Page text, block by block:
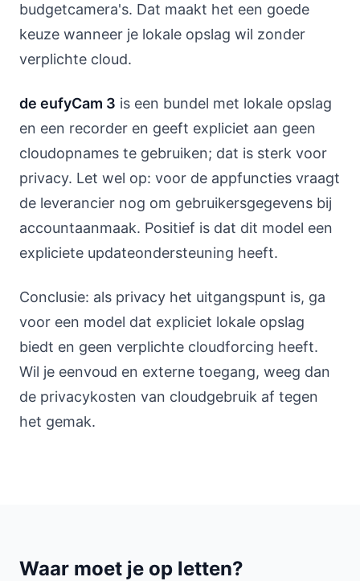
budgetcamera's. Dat maakt het een goede
keuze wanneer je lokale opslag wil zonder
verplichte cloud.
de eufyCam 3 is een bundel met lokale opslag
en een recorder en geeft expliciet aan geen
cloudopnames te gebruiken; dat is sterk voor
privacy. Let wel op: voor de appfuncties vraagt
de leverancier nog om gebruikersgegevens bij
accountaanmaak. Positief is dat dit model een
expliciete updateondersteuning heeft.
Conclusie: als privacy het uitgangspunt is, ga
voor een model dat expliciet lokale opslag
biedt en geen verplichte cloudforcing heeft.
Wil je eenvoud en externe toegang, weeg dan
de privacykosten van cloudgebruik af tegen
het gemak.
Waar moet je op letten?